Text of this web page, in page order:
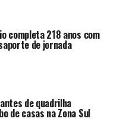
completa 218 anos com
de jornada
de quadrilha
de casas na Zona Sul